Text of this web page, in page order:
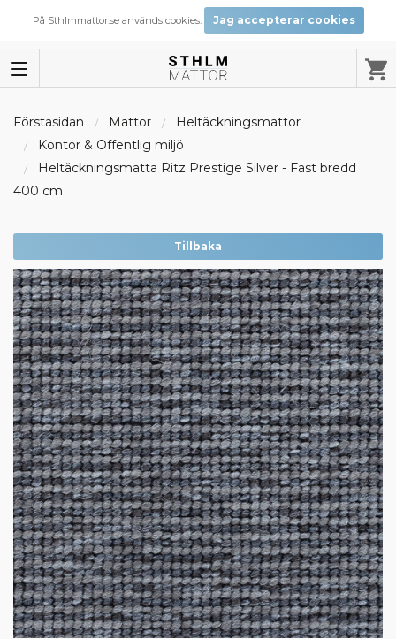
På Sthlmmattor.se används cookies. Jag accepterar cookies
Förstasidan Mattor
Heltäckningsmattor
Kontor & Offentlig miljö
Heltäckningsmatta Ritz Prestige Silver - Fast bredd
400 cm
Tillbaka